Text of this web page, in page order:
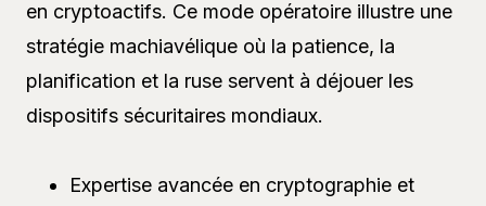
en cryptoactifs. Ce mode opératoire illustre une
stratégie machiavélique où la patience, la
planification et la ruse servent à déjouer les
dispositifs sécuritaires mondiaux.
Expertise avancée en cryptographie et